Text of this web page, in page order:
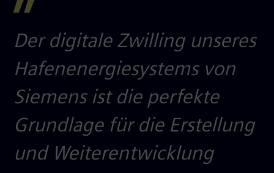
Der digitale Zwilling unseres
Hafenenergiesystems von
Siemens ist die perfekte
Grundlage für die Erstellung
und Weiterentwicklung